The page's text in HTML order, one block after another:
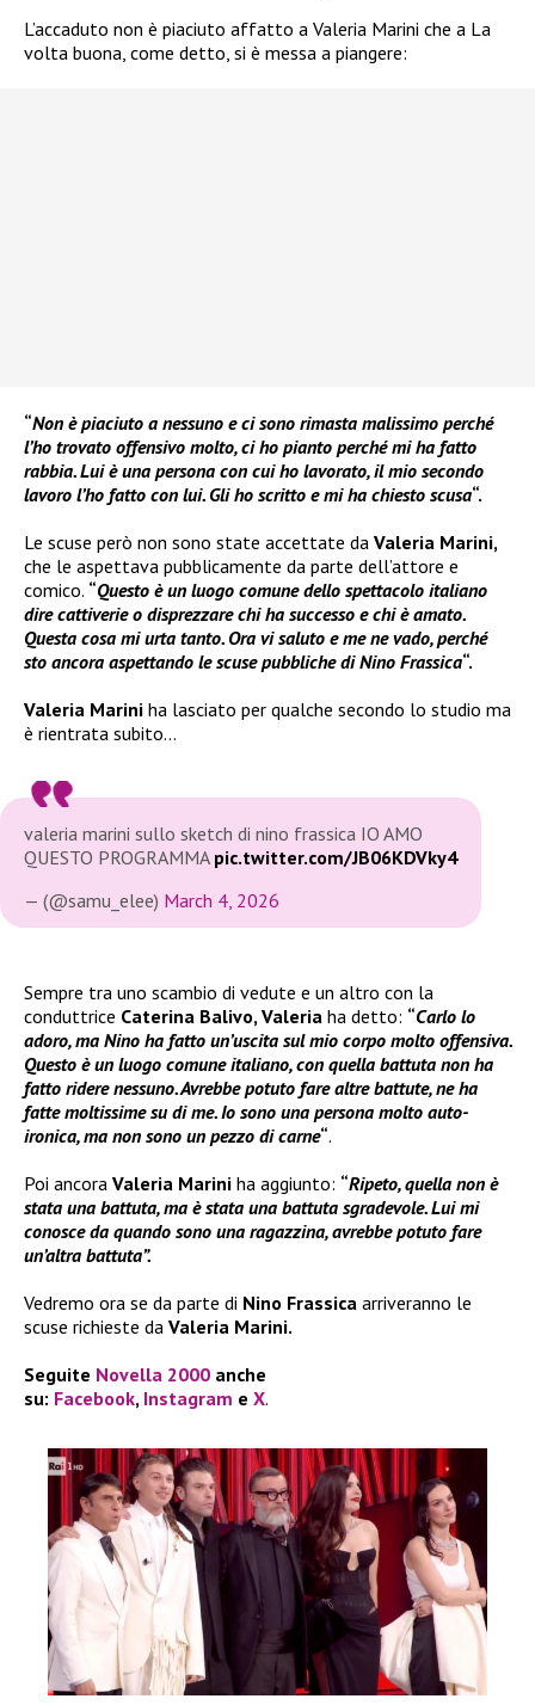
L’accaduto non è piaciuto affatto a Valeria Marini che a La
volta buona, come detto, si è messa a piangere:
“Non è piaciuto a nessuno e ci sono rimasta malissimo perché
l’ho trovato offensivo molto, ci ho pianto perché mi ha fatto
rabbia. Lui è una persona con cui ho lavorato, il mio secondo
lavoro l’ho fatto con lui. Gli ho scritto e mi ha chiesto scusa“.
Le scuse però non sono state accettate da Valeria Marini,
che le aspettava pubblicamente da parte dell’attore e
comico. “Questo è un luogo comune dello spettacolo italiano
dire cattiverie o disprezzare chi ha successo e chi è amato.
Questa cosa mi urta tanto. Ora vi saluto e me ne vado, perché
sto ancora aspettando le scuse pubbliche di Nino Frassica“.
Valeria Marini ha lasciato per qualche secondo lo studio ma
è rientrata subito…
valeria marini sullo sketch di nino frassica IO AMO
QUESTO PROGRAMMA pic.twitter.com/JB06KDVky4
— (@samu_elee) March 4, 2026
Sempre tra uno scambio di vedute e un altro con la
conduttrice Caterina Balivo, Valeria ha detto: “Carlo lo
adoro, ma Nino ha fatto un’uscita sul mio corpo molto offensiva.
Questo è un luogo comune italiano, con quella battuta non ha
fatto ridere nessuno. Avrebbe potuto fare altre battute, ne ha
fatte moltissime su di me. Io sono una persona molto auto-
ironica, ma non sono un pezzo di carne“.
Poi ancora Valeria Marini ha aggiunto: “Ripeto, quella non è
stata una battuta, ma è stata una battuta sgradevole. Lui mi
conosce da quando sono una ragazzina, avrebbe potuto fare
un’altra battuta”.
Vedremo ora se da parte di Nino Frassica arriveranno le
scuse richieste da Valeria Marini.
Seguite Novella 2000 anche
su: Facebook, Instagram e X.